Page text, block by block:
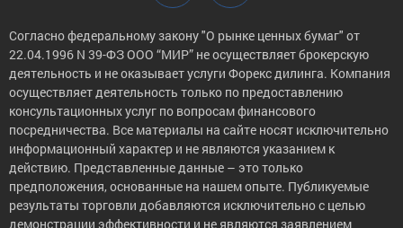
Согласно федеральному закону "О рынке ценных бумаг" от
22.04.1996 N 39-ФЗ ООО “МИР” не осуществляет брокерскую
деятельность и не оказывает услуги Форекс дилинга. Компания
осуществляет деятельность только по предоставлению
консультационных услуг по вопросам финансового
посредничества. Все материалы на сайте носят исключительно
информационный характер и не являются указанием к
действию. Представленные данные – это только
предположения, основанные на нашем опыте. Публикуемые
результаты торговли добавляются исключительно с целью
демонстрации эффективности и не являются заявлением